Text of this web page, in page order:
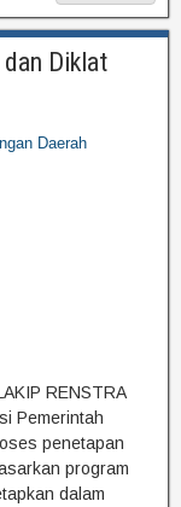
Diklat
Daerah
RENSTRA
Pemerintah
penetapan
program
dalam